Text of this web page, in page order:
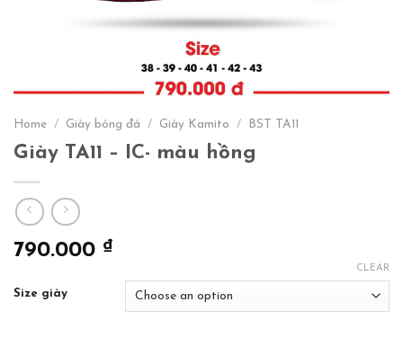
Home / Giày bóng đá / Giày Kamito / BST TA11
Giày TA11 – IC- màu hồng
790.000 ₫
Size giày
CLEAR